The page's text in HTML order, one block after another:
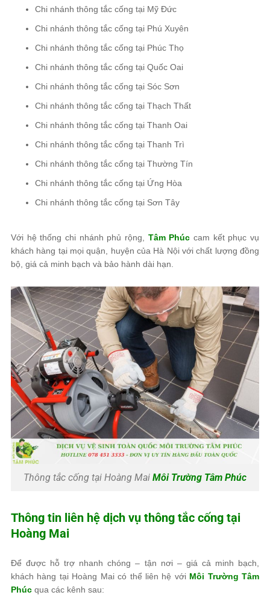
Chi nhánh thông tắc cống tại Mỹ Đức
Chi nhánh thông tắc cống tại Phú Xuyên
Chi nhánh thông tắc cống tại Phúc Thọ
Chi nhánh thông tắc cống tại Quốc Oai
Chi nhánh thông tắc cống tại Sóc Sơn
Chi nhánh thông tắc cống tại Thạch Thất
Chi nhánh thông tắc cống tại Thanh Oai
Chi nhánh thông tắc cống tại Thanh Trì
Chi nhánh thông tắc cống tại Thường Tín
Chi nhánh thông tắc cống tại Ứng Hòa
Chi nhánh thông tắc cống tại Sơn Tây
Với hệ thống chi nhánh phủ rộng, Tâm Phúc cam kết phục vụ
khách hàng tại mọi quận, huyện của Hà Nội với chất lượng đồng
bộ, giá cả minh bạch và bảo hành dài hạn.
Thông tắc cống tại Hoàng Mai Môi Trường Tâm Phúc
Thông tin liên hệ dịch vụ thông tắc cống tại
Hoàng Mai
Để được hỗ trợ nhanh chóng – tận nơi – giá cả minh bạch,
khách hàng tại Hoàng Mai có thể liên hệ với Môi Trường Tâm
Phúc qua các kênh sau: